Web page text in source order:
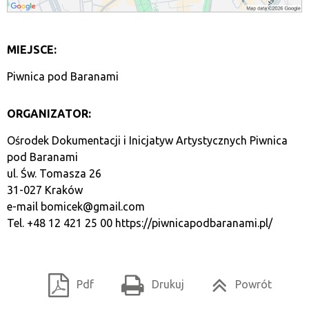
MIEJSCE:
Piwnica pod Baranami
ORGANIZATOR:
Ośrodek Dokumentacji i Inicjatyw Artystycznych Piwnica
pod Baranami
ul. Św. Tomasza 26
31-027 Kraków
e-mail bomicek@gmail.com
Tel. +48 12 421 25 00 https://piwnicapodbaranami.pl/
Pdf Drukuj Powrót